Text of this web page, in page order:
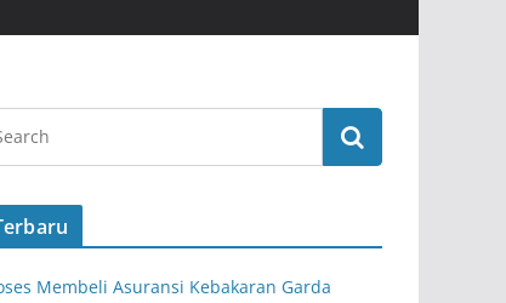
Membeli Asuransi Kebakaran Garda